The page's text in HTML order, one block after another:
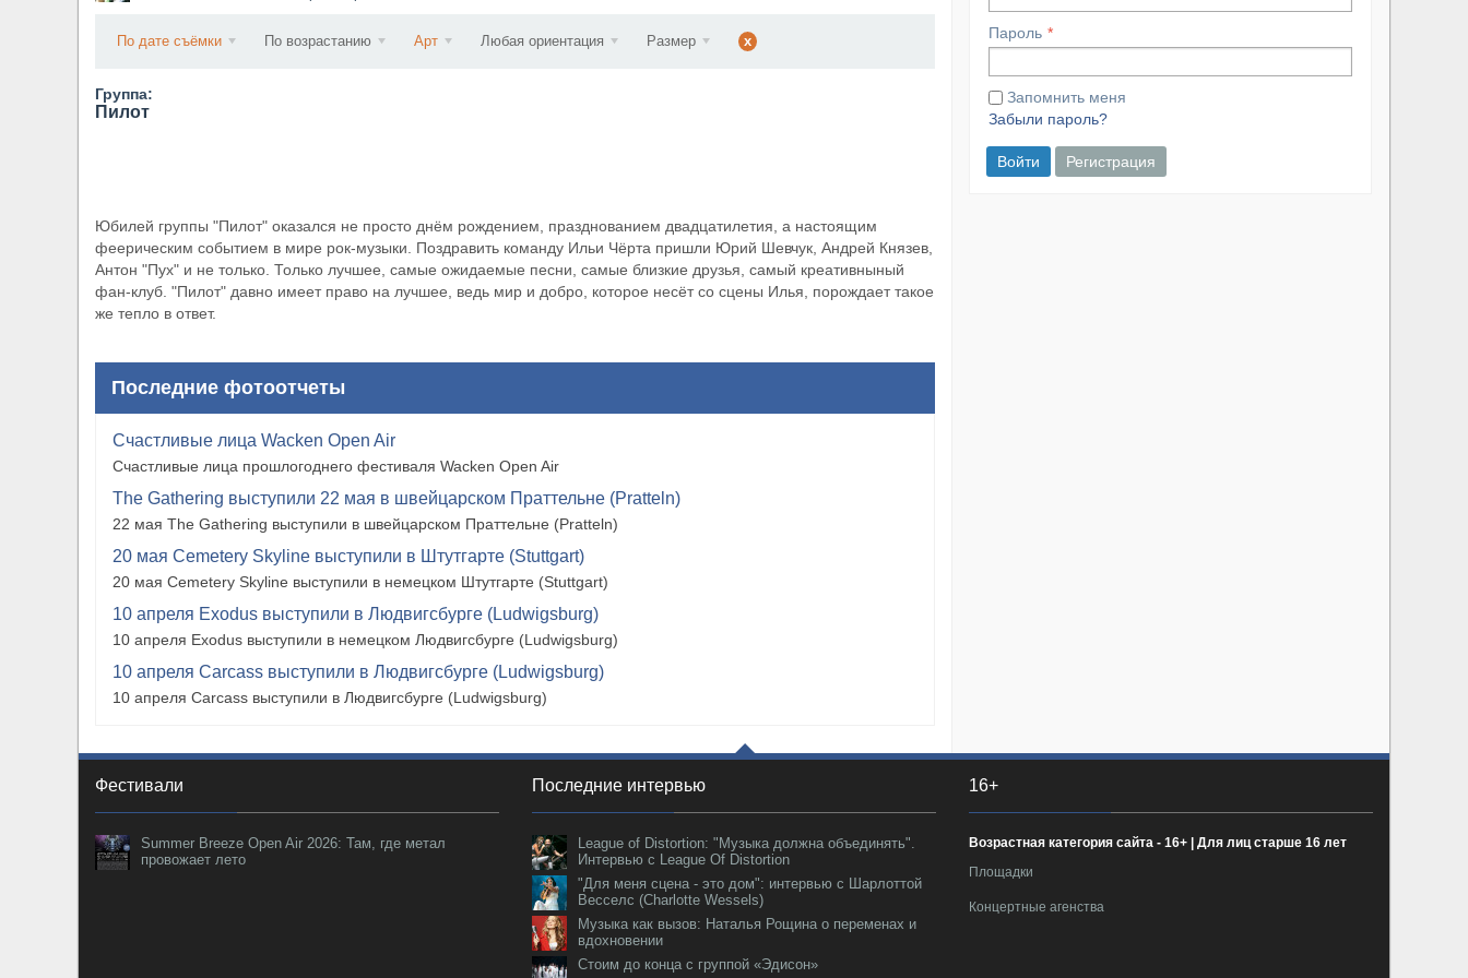
По дате съёмки По возрастанию Арт Любая ориентация Размер x
Группа:
Пилот
Юбилей группы "Пилот" оказался не просто днём рождением, празднованием двадцатилетия, а настоящим
феерическим событием в мире рок-музыки. Поздравить команду Ильи Чёрта пришли Юрий Шевчук, Андрей Князев,
Антон "Пух" и не только. Только лучшее, самые ожидаемые песни, самые близкие друзья, самый креативныный
фан-клуб. "Пилот" давно имеет право на лучшее, ведь мир и добро, которое несёт со сцены Илья, порождает такое
же тепло в ответ.
Последние фотоотчеты
Счастливые лица Wacken Open Air
Счастливые лица прошлогоднего фестиваля Wacken Open Air
The Gathering выступили 22 мая в швейцарском Праттельне (Pratteln)
22 мая The Gathering выступили в швейцарском Праттельне (Pratteln)
20 мая Cemetery Skyline выступили в Штутгарте (Stuttgart)
20 мая Cemetery Skyline выступили в немецком Штутгарте (Stuttgart)
10 апреля Exodus выступили в Людвигсбурге (Ludwigsburg)
10 апреля Exodus выступили в немецком Людвигсбурге (Ludwigsburg)
10 апреля Carcass выступили в Людвигсбурге (Ludwigsburg)
10 апреля Carcass выступили в Людвигсбурге (Ludwigsburg)
Пароль
Запомнить меня
Забыли пароль?
Войти Регистрация
Фестивали
Summer Breeze Open Air 2026: Там, где метал
провожает лето
Последние интервью
League of Distortion: "Музыка должна объединять".
Интервью с League Of Distortion
"Для меня сцена - это дом": интервью с Шарлоттой
Весселс (Charlotte Wessels)
Музыка как вызов: Наталья Рощина о переменах и
вдохновении
Стоим до конца с группой «Эдисон»
16+
Возрастная категория сайта - 16+ | Для лиц старше 16 лет
Площадки
Концертные агенства